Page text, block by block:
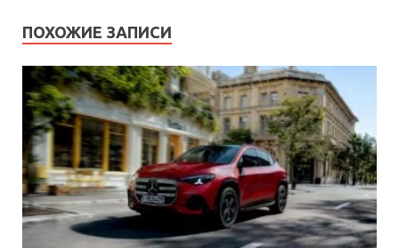
ПОХОЖИЕ ЗАПИСИ